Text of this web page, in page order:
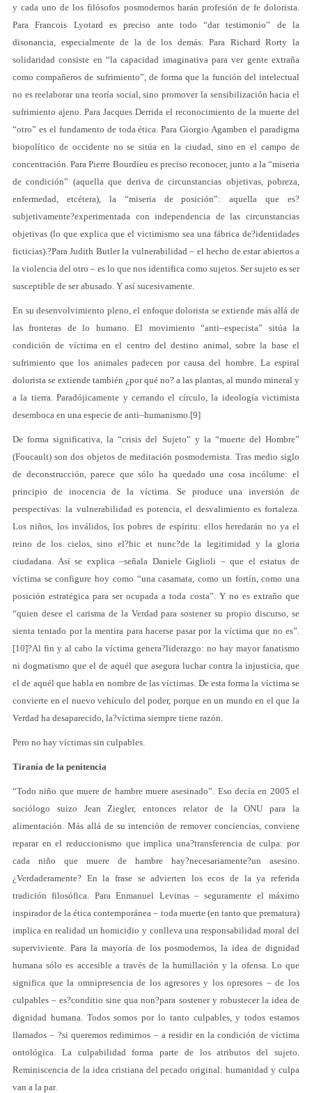
y cada uno de los filósofos posmodernos harán profesión de fe dolorista.
Para Francois Lyotard es preciso ante todo “dar testimonio” de la
disonancia, especialmente de la de los demás. Para Richard Rorty la
solidaridad consiste en “la capacidad imaginativa para ver gente extraña
como compañeros de sufrimiento”, de forma que la función del intelectual
no es reelaborar una teoría social, sino promover la sensibilización hacia el
sufrimiento ajeno. Para Jacques Derrida el reconocimiento de la muerte del
“otro” es el fundamento de toda ética. Para Giorgio Agamben el paradigma
biopolítico de occidente no se sitúa en la ciudad, sino en el campo de
concentración. Para Pierre Bourdieu es preciso reconocer, junto a la “miseria
de condición” (aquella que deriva de circunstancias objetivas, pobreza,
enfermedad, etcétera), la “miseria de posición”: aquella que es?
subjetivamente?experimentada con independencia de las circunstancias
objetivas (lo que explica que el victimismo sea una fábrica de?identidades
ficticias).?Para Judith Butler la vulnerabilidad – el hecho de estar abiertos a
la violencia del otro – es lo que nos identifica como sujetos. Ser sujeto es ser
susceptible de ser abusado. Y así sucesivamente.
En su desenvolvimiento pleno, el enfoque dolorista se extiende más allá de
las fronteras de lo humano. El movimiento “anti–especista” sitúa la
condición de víctima en el centro del destino animal, sobre la base el
sufrimiento que los animales padecen por causa del hombre. La espiral
dolorista se extiende también ¿por qué no? a las plantas, al mundo mineral y
a la tierra. Paradójicamente y cerrando el círculo, la ideología victimista
desemboca en una especie de anti–humanismo.[9]
De forma significativa, la “crisis del Sujeto” y la “muerte del Hombre”
(Foucault) son dos objetos de meditación posmodernista. Tras medio siglo
de deconstrucción, parece que sólo ha quedado una cosa incólume: el
principio de inocencia de la víctima. Se produce una inversión de
perspectivas: la vulnerabilidad es potencia, el desvalimiento es fortaleza.
Los niños, los inválidos, los pobres de espíritu: ellos heredarán no ya el
reino de los cielos, sino el?hic et nunc?de la legitimidad y la gloria
ciudadana. Así se explica –señala Daniele Giglioli – que el estatus de
víctima se configure hoy como “una casamata, como un fortín, como una
posición estratégica para ser ocupada a toda costa”. Y no es extraño que
“quien desee el carisma de la Verdad para sostener su propio discurso, se
sienta tentado por la mentira para hacerse pasar por la víctima que no es”.
[10]?Al fin y al cabo la víctima genera?liderazgo: no hay mayor fanatismo
ni dogmatismo que el de aquél que asegura luchar contra la injusticia, que
el de aquél que habla en nombre de las víctimas. De esta forma la víctima se
convierte en el nuevo vehículo del poder, porque en un mundo en el que la
Verdad ha desaparecido, la?víctima siempre tiene razón.
Pero no hay víctimas sin culpables.
Tiranía de la penitencia
“Todo niño que muere de hambre muere asesinado”. Eso decía en 2005 el
sociólogo suizo Jean Ziegler, entonces relator de la ONU para la
alimentación. Más allá de su intención de remover conciencias, conviene
reparar en el reduccionismo que implica una?transferencia de culpa: por
cada niño que muere de hambre hay?necesariamente?un asesino.
¿Verdaderamente? En la frase se advierten los ecos de la ya referida
tradición filosófica. Para Enmanuel Levinas – seguramente el máximo
inspirador de la ética contemporánea – toda muerte (en tanto que prematura)
implica en realidad un homicidio y conlleva una responsabilidad moral del
superviviente. Para la mayoría de los posmodernos, la idea de dignidad
humana sólo es accesible a través de la humillación y la ofensa. Lo que
significa que la omnipresencia de los agresores y los opresores – de los
culpables – es?conditio sine qua non?para sostener y robustecer la idea de
dignidad humana. Todos somos por lo tanto culpables, y todos estamos
llamados – ?si queremos redimirnos – a residir en la condición de víctima
ontológica. La culpabilidad forma parte de los atributos del sujeto.
Reminiscencia de la idea cristiana del pecado original: humanidad y culpa
van a la par.